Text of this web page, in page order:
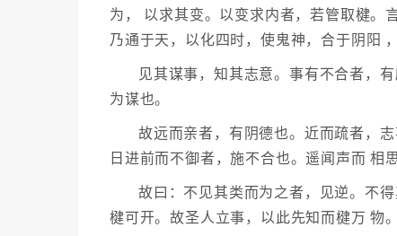
为， 以求其变。以变求内者，若管取楗。
乃通于天，以化四时，使鬼神，合于阴阳
见其谋事，知其志意。事有不合者，
为谋也。
故远而亲者，有阴德也。近而疏者，
日进前而不御者，施不合也。遥闻声而 相
故曰：不见其类而为之者，见逆。不
楗可开。故圣人立事，以此先知而楗万 物。